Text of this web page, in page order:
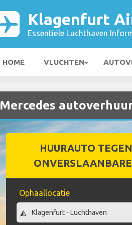
Klagenfurt
Essentiële Luchthaven
HOME VLUCHTEN
Mercedes
HUURAUTO
Ophaallocatie